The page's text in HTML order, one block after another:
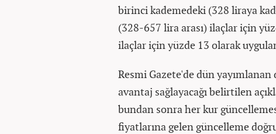
birinci kademedeki (328 liraya
(328-657 lira arası) ilaçlar için
ilaçlar için yüzde 13 olarak
Resmi Gazete'de dün
avantaj sağlayacağı belirtilen
bundan sonra her kur
fiyatlarına gelen güncelleme